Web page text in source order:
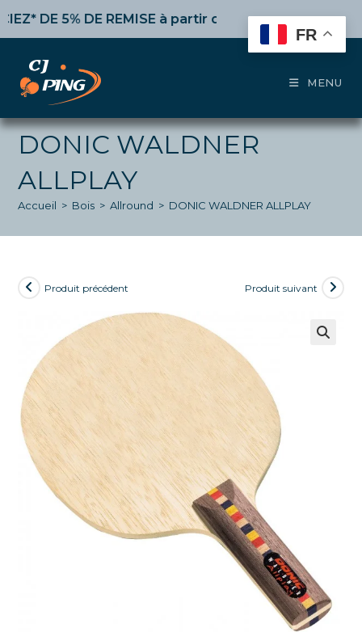
5% DE REMISEà partir de 50€ d’achat,10%dès
MENU
DONIC WALDNER
ALLPLAY
Accueil > Bois > Allround > DONIC WALDNER ALLPLAY
Produit précédent Produit suivant
FR